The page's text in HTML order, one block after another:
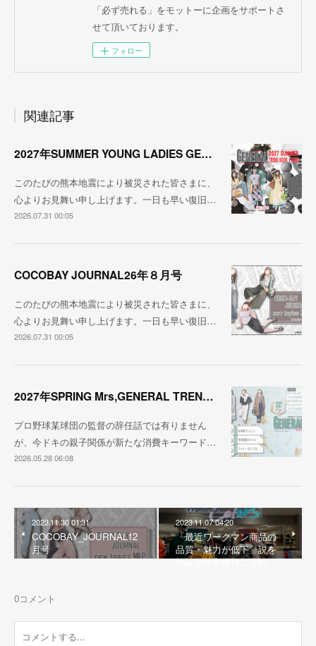
「必ず売れる」をモットーに企画をサポートさ
せて頂いております。
フォロー
関連記事
2027年SUMMER YOUNG LADIES GENERAL TREND
このたびの熊本地震により被災された皆さまに、
心よりお見舞い申し上げます。一日も早い復旧…
2026.07.31 00:05
COCOBAY JOURNAL26年８月号
このたびの熊本地震により被災された皆さまに、
心よりお見舞い申し上げます。一日も早い復旧…
2026.07.31 00:05
2027年SPRING Mrs,GENERAL TREND BOOK
プロ野球某球団の監督の辞任話では有りません
が、今ドキの親子関係が新たな消費キーワード…
2026.05.28 06:08
2023.11.30 01:31
COCOBAY_JOURNAL12
月号
2023.11.07 04:20
「最近ワークマン商品の
品質・魅力が低下」説を
検証女性客獲得に苦戦…
0コメント